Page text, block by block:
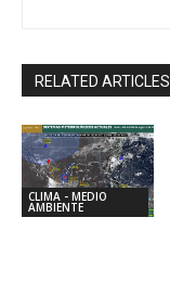
RELATED ARTICLES
CLIMA - MEDIO
AMBIENTE